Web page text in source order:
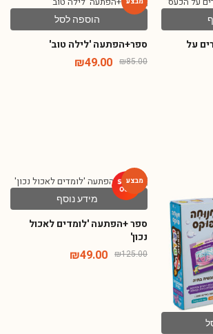
על
הוספה לסל
ספר+הפתעה 'לילה טוב'
₪85.00
₪49.00
מידע נוסף
ספר +הפתעה 'לומדים לאכול
נכון'
₪125.00
₪49.00